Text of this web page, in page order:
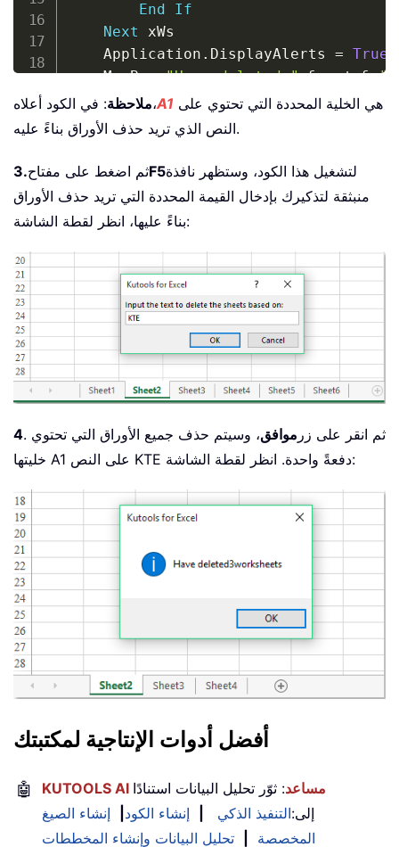
End
If
Next xWs
    Application
. DisplayAlerts = True
    MsgBox
"Have deleted " & cnt & "
End Sub
ملاحظة: في الكود أعلاه،A1
النص الذي تريد حذف الأوراق بناءً عليه.
3.ثم اضغط على مفتاحF5لتشغيل هذا الكود، وستظهر نافذة
منبثقة لتذكيرك بإدخال القيمة المحددة التي تريد حذف الأوراق
بناءً عليها، انظر لقطة الشاشة:
4 . ثم انقر على زر موافق، وسيتم حذف جميع الأوراق التي تحتوي
خليتها A1 على النص KTE دفعةً واحدة. انظر لقطة الشاشة:
أفضل أدوات الإنتاجية لمكتبتك
🤖 KUTOOLS AI مساعد: ثوّر تحليل البيانات استنادًا
إلى:التنفيذ الذكي إنشاء الكود
إنشاء الصيغ
المخصصة
تحليل البيانات وإنشاء المخططات